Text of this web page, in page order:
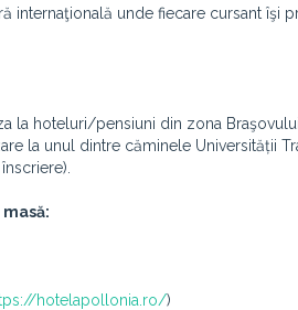
internaţională unde fiecare cursant îşi
la hoteluri/pensiuni din zona
la unul dintre căminele Universității
hotelapollonia.ro/)